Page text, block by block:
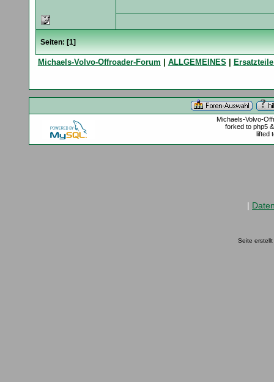
Seiten: [1]
Michaels-Volvo-Offroader-Forum ALLGEMEINES
Michaels-Volvo-
forked to php5
lifted
|
Seite